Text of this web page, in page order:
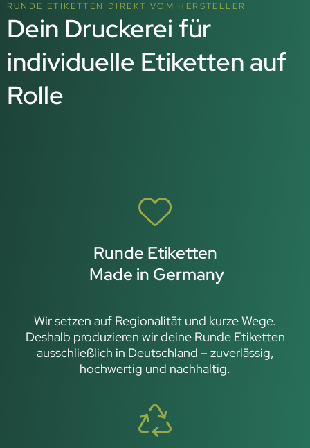
RUNDE ETIKETTEN DIREKT VOM HERSTELLER
Dein Druckerei für
individuelle Etiketten auf
Rolle
Runde Etiketten
Made in Germany
Wir setzen auf Regionalität und kurze Wege.
Deshalb produzieren wir deine Runde Etiketten
ausschließlich in Deutschland – zuverlässig,
hochwertig und nachhaltig.